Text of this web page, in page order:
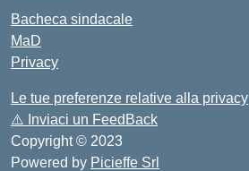
Bacheca sindacale
MaD
Privacy
Le tue preferenze relative alla privacy
⚠️ Inviaci un FeedBack
Copyright © 2023
Powered by Picieffe Srl